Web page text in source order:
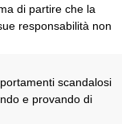
di partire che la
responsabilità non
scandalosi
e provando di